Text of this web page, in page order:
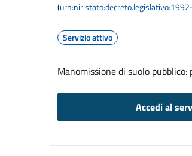
(
Servizio attivo
Manomissione di suolo
Accedi al